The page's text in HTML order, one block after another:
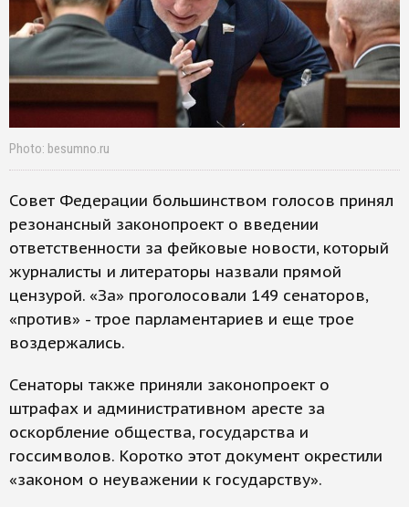
Photo: besumno.ru
Совет Федерации большинством голосов принял
резонансный законопроект о введении
ответственности за фейковые новости, который
журналисты и литераторы назвали прямой
цензурой. «За» проголосовали 149 сенаторов,
«против» - трое парламентариев и еще трое
воздержались.
Сенаторы также приняли законопроект о
штрафах и административном аресте за
оскорбление общества, государства и
госсимволов. Коротко этот документ окрестили
«законом о неуважении к государству».